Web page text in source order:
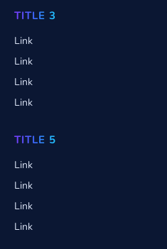
TITLE 3
Link
Link
Link
Link
TITLE 5
Link
Link
Link
Link